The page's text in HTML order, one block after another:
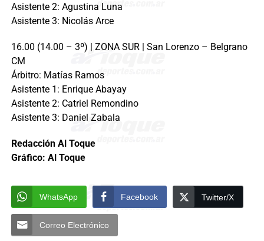
Asistente 2: Agustina Luna
Asistente 3: Nicolás Arce
16.00 (14.00 – 3º) | ZONA SUR | San Lorenzo – Belgrano
CM
Árbitro: Matías Ramos
Asistente 1: Enrique Abayay
Asistente 2: Catriel Remondino
Asistente 3: Daniel Zabala
Redacción Al Toque
Gráfico: Al Toque
WhatsApp Facebook Twitter/X
Correo Electrónico